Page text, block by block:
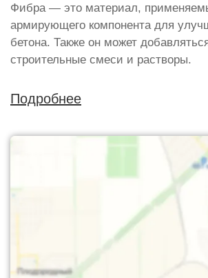
Фибра — это материал,
армирующего компонента для
бетона. Также он может
строительные смеси и растворы.
Подробнее